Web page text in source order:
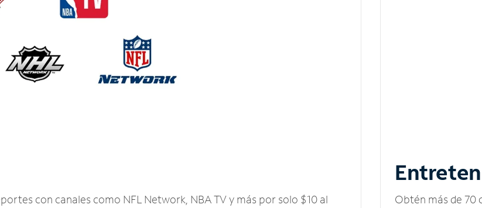
con canales como NFL Network, NBA TV y más por solo $10 al
Obtén más de 70